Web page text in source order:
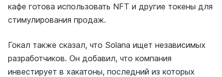
кафе готова использовать NFT и другие токены для
стимулирования продаж.
Гокал также сказал, что Solana ищет независимых
разработчиков. Он добавил, что компания
инвестирует в хакатоны, последний из которых